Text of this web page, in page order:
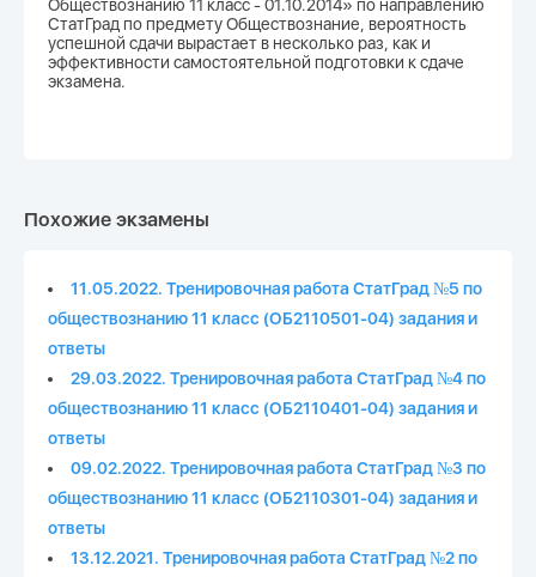
Обществознанию 11 класс - 01.10.2014» по направлению
СтатГрад по предмету Обществознание, вероятность
успешной сдачи вырастает в несколько раз, как и
эффективности самостоятельной подготовки к сдаче
экзамена.
Похожие экзамены
11.05.2022. Тренировочная работа СтатГрад №5 по
обществознанию 11 класс (ОБ2110501-04) задания и
ответы
29.03.2022. Тренировочная работа СтатГрад №4 по
обществознанию 11 класс (ОБ2110401-04) задания и
ответы
09.02.2022. Тренировочная работа СтатГрад №3 по
обществознанию 11 класс (ОБ2110301-04) задания и
ответы
13.12.2021. Тренировочная работа СтатГрад №2 по